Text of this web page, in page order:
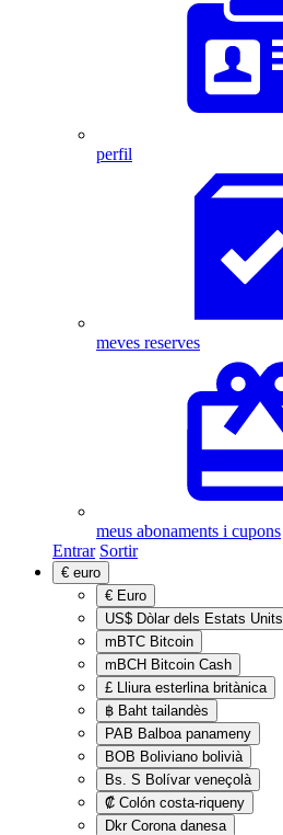
perfil
meves reserves
meus abonaments i cupons
Entrar Sortir
€ euro
€ Euro
US$ Dòlar dels Estats Units
mBTC Bitcoin
mBCH Bitcoin Cash
£ Lliura esterlina britànica
฿ Baht tailandès
PAB Balboa panameny
BOB Boliviano bolivià
Bs. S Bolívar veneçolà
₡ Colón costa-riqueny
Dkr Corona danesa